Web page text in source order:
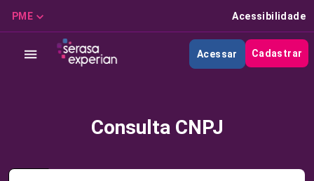
PME Acessibilidade
Acessar Cadastrar
Consulta CNPJ